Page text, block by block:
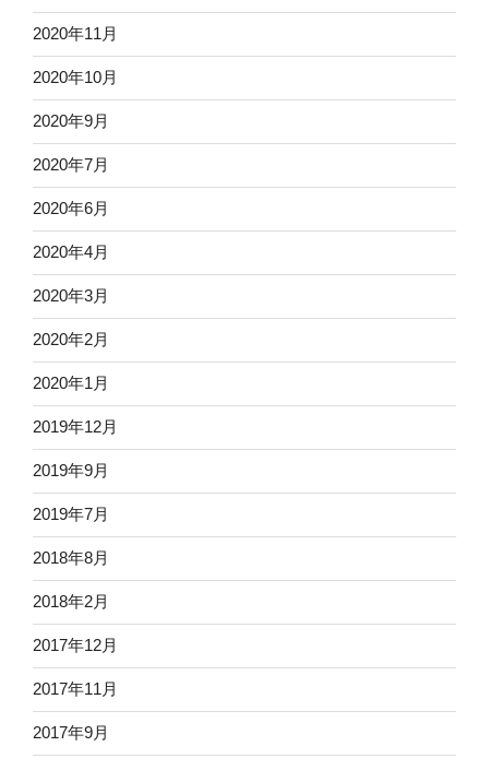
2020年11月
2020年10月
2020年9月
2020年7月
2020年6月
2020年4月
2020年3月
2020年2月
2020年1月
2019年12月
2019年9月
2019年7月
2018年8月
2018年2月
2017年12月
2017年11月
2017年9月